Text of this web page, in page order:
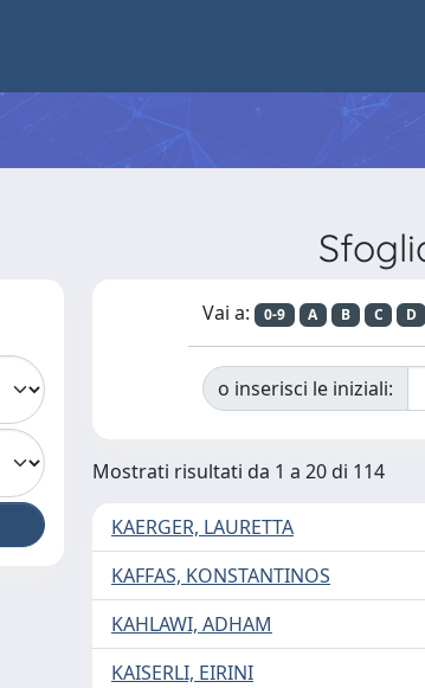
Vai a: 0-9 A B C D
o inserisci le iniziali:
Mostrati risultati da 1 a 20 di 114
KAERGER, LAURETTA
KAFFAS, KONSTANTINOS
KAHLAWI, ADHAM
KAISERLI, EIRINI